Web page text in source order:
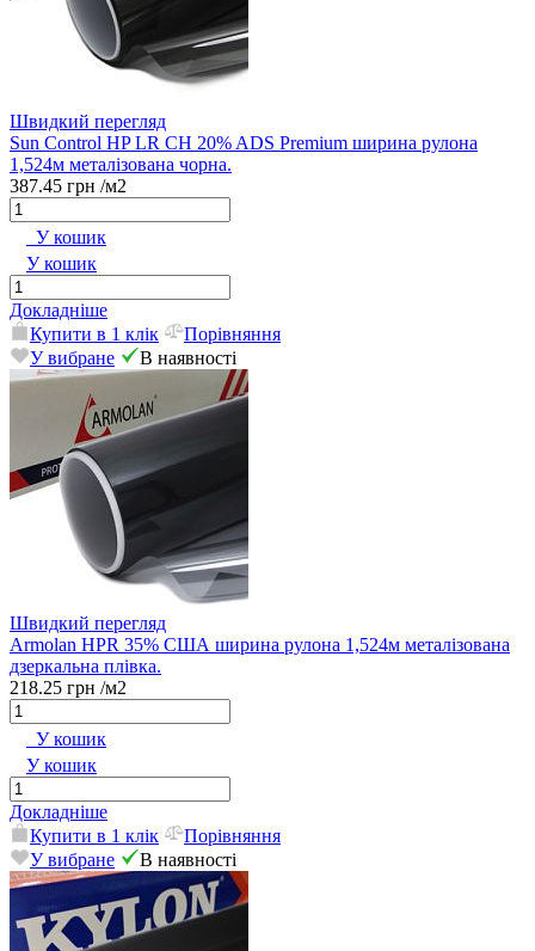
Швидкий перегляд
Sun Control HP LR CH 20% ADS Premium ширина рулона
1,524м металізована чорна.
387.45 грн /м2
У кошик
У кошик
Докладніше
Купити в 1 клік
Порівняння
У вибране
В наявності
Швидкий перегляд
Armolan HPR 35% США ширина рулона 1,524м металізована
дзеркальна плівка.
218.25 грн /м2
У кошик
У кошик
Докладніше
Купити в 1 клік
Порівняння
У вибране
В наявності